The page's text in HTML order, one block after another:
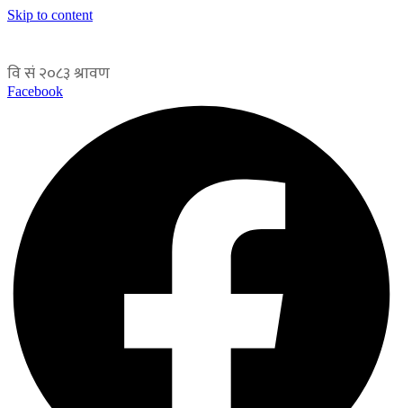
Skip to content
Facebook